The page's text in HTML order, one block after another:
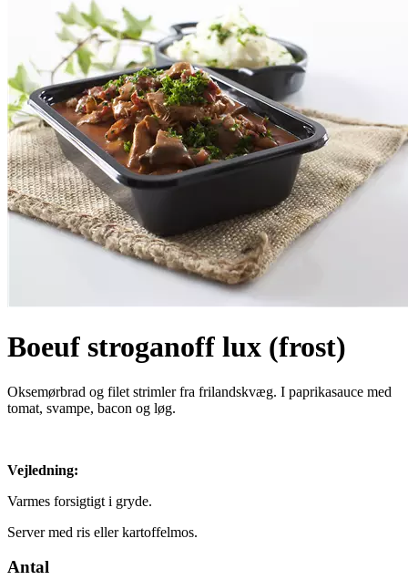
Boeuf stroganoff lux (frost)
Oksemørbrad og filet strimler fra frilandskvæg. I paprikasauce med
tomat, svampe, bacon og løg.
Vejledning:
Varmes forsigtigt i gryde.
Server med ris eller kartoffelmos.
Antal